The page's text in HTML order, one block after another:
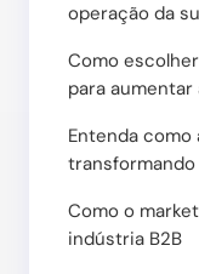
operação da
Como
para
Entenda
transformando
Como o
indústria B2B